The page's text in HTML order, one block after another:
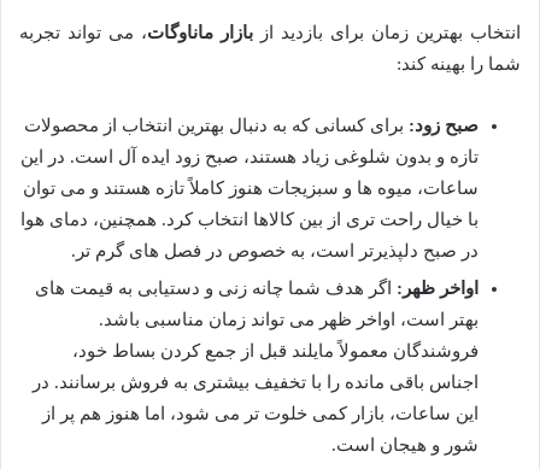
انتخاب بهترین زمان برای بازدید از بازار ماناوگات، می تواند تجربه
شما را بهینه کند:
صبح زود: برای کسانی که به دنبال بهترین انتخاب از محصولات
تازه و بدون شلوغی زیاد هستند، صبح زود ایده آل است. در این
ساعات، میوه ها و سبزیجات هنوز کاملاً تازه هستند و می توان
با خیال راحت تری از بین کالاها انتخاب کرد. همچنین، دمای هوا
در صبح دلپذیرتر است، به خصوص در فصل های گرم تر.
اواخر ظهر: اگر هدف شما چانه زنی و دستیابی به قیمت های
بهتر است، اواخر ظهر می تواند زمان مناسبی باشد.
فروشندگان معمولاً مایلند قبل از جمع کردن بساط خود،
اجناس باقی مانده را با تخفیف بیشتری به فروش برسانند. در
این ساعات، بازار کمی خلوت تر می شود، اما هنوز هم پر از
شور و هیجان است.